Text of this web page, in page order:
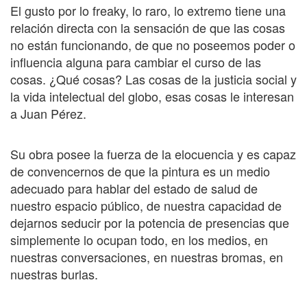
El gusto por lo freaky, lo raro, lo extremo tiene una
relación directa con la sensación de que las cosas
no están funcionando, de que no poseemos poder o
influencia alguna para cambiar el curso de las
cosas. ¿Qué cosas? Las cosas de la justicia social y
la vida intelectual del globo, esas cosas le interesan
a Juan Pérez.
Su obra posee la fuerza de la elocuencia y es capaz
de convencernos de que la pintura es un medio
adecuado para hablar del estado de salud de
nuestro espacio público, de nuestra capacidad de
dejarnos seducir por la potencia de presencias que
simplemente lo ocupan todo, en los medios, en
nuestras conversaciones, en nuestras bromas, en
nuestras burlas.